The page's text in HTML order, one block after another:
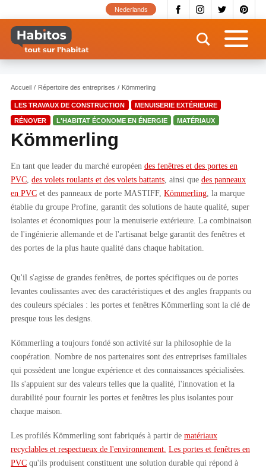
contenu
principal
Nederlands
Accueil Répertoire des entreprises Kömmerling
LES TRAVAUX DE CONSTRUCTION MENUISERIE EXTÉRIEURE
RÉNOVER L'HABITAT ÉCONOME EN ÉNERGIE MATÉRIAUX
Kömmerling
En tant que leader du marché européen des fenêtres et des portes en
PVC, des volets roulants et des volets battants, ainsi que des panneaux
en PVC et des panneaux de porte MASTIFF, Kömmerling, la marque
établie du groupe Profine, garantit des solutions de haute qualité, super
isolantes et économiques pour la menuiserie extérieure. La combinaison
de l'ingénierie allemande et de l'artisanat belge garantit des fenêtres et
des portes de la plus haute qualité dans chaque habitation.
Qu'il s'agisse de grandes fenêtres, de portes spécifiques ou de portes
levantes coulissantes avec des caractéristiques et des angles frappants ou
des couleurs spéciales : les portes et fenêtres Kömmerling sont la clé de
presque tous les designs.
Kömmerling a toujours fondé son activité sur la philosophie de la
coopération. Nombre de nos partenaires sont des entreprises familiales
qui possèdent une longue expérience et des connaissances spécialisées.
Ils s'appuient sur des valeurs telles que la qualité, l'innovation et la
durabilité pour fournir les portes et fenêtres les plus isolantes pour
chaque maison.
Les profilés Kömmerling sont fabriqués à partir de matériaux
recyclables et respectueux de l'environnement. Les portes et fenêtres en
PVC qu'ils produisent constituent une solution durable qui répond à